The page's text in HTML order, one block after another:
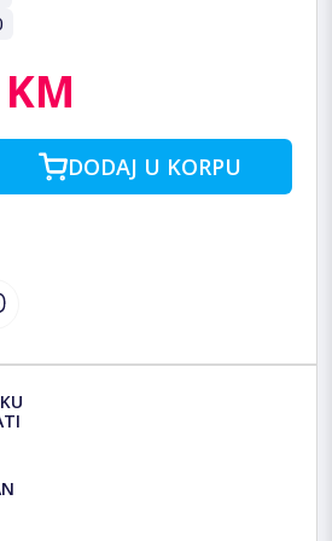
DODAJ U KORPU